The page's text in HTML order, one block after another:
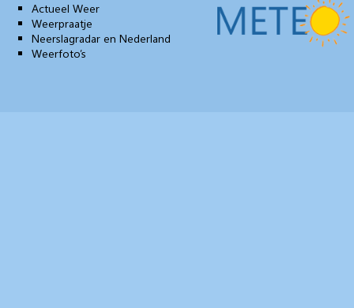
Actueel Weer
Weerpraatje
Neerslagradar en Nederland
Weerfoto’s